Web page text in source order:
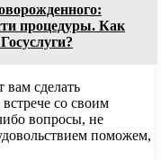
процедуры. Как
сделать
со своим
вопросы, не
поможем,